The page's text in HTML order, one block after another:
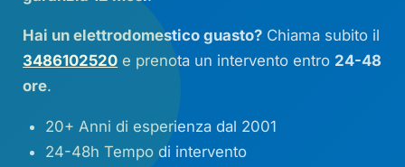
Hai un elettrodomestico guasto? Chiama subito il
3486102520 e prenota un intervento entro 24-48
ore.
20+ Anni di esperienza dal 2001
24-48h Tempo di intervento